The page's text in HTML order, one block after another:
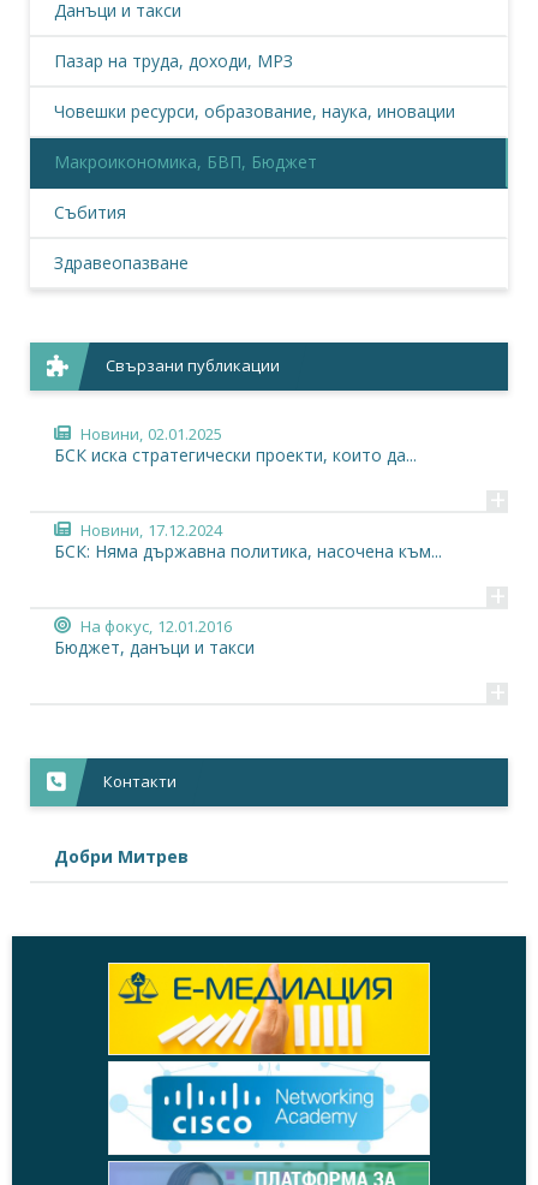
Данъци и такси
Пазар на труда, доходи, МРЗ
Човешки ресурси, образование, наука, иновации
Макроикономика, БВП, Бюджет
Събития
Здравеопазване
Свързани публикации
Новини, 02.01.2025
БСК иска стратегически проекти, които да...
+
Новини, 17.12.2024
БСК: Няма държавна политика, насочена към...
+
На фокус, 12.01.2016
Бюджет, данъци и такси
+
Контакти
Добри Митрев